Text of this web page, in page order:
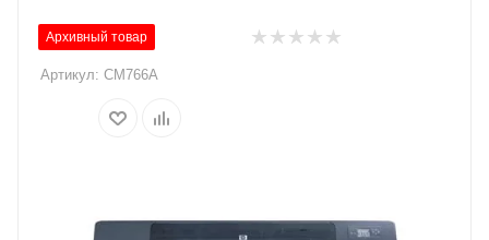
Архивный товар
Артикул: CM766A